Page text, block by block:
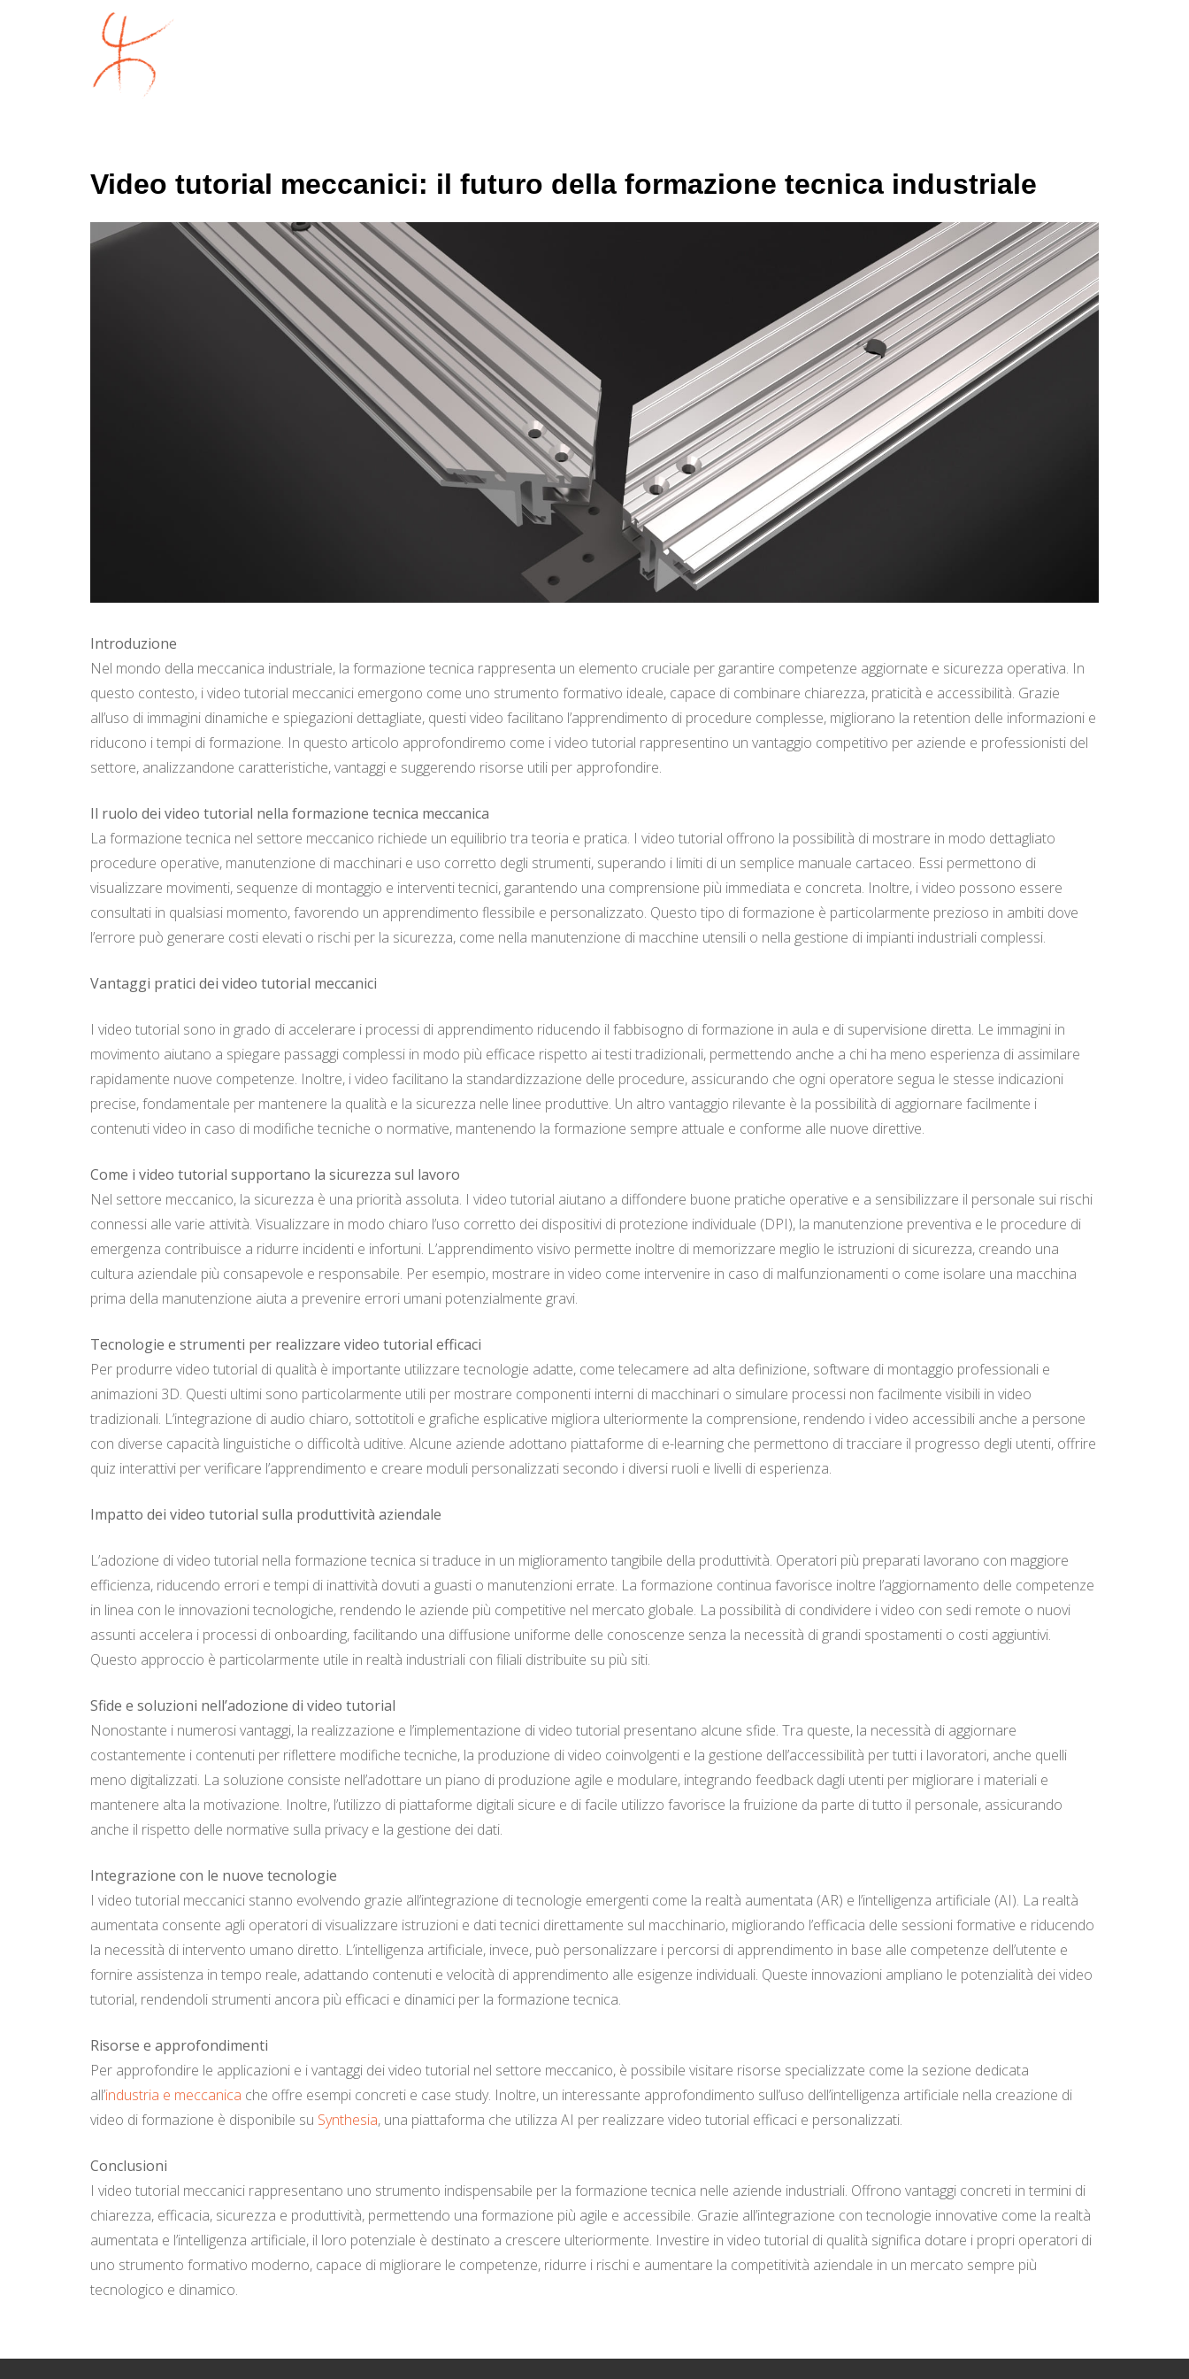
Video tutorial meccanici: il futuro della formazione tecnica industriale
Introduzione
Nel mondo della meccanica industriale, la formazione tecnica rappresenta un elemento cruciale per garantire competenze aggiornate e sicurezza operativa. In
questo contesto, i video tutorial meccanici emergono come uno strumento formativo ideale, capace di combinare chiarezza, praticità e accessibilità. Grazie
all’uso di immagini dinamiche e spiegazioni dettagliate, questi video facilitano l’apprendimento di procedure complesse, migliorano la retention delle informazioni e
riducono i tempi di formazione. In questo articolo approfondiremo come i video tutorial rappresentino un vantaggio competitivo per aziende e professionisti del
settore, analizzandone caratteristiche, vantaggi e suggerendo risorse utili per approfondire.
Il ruolo dei video tutorial nella formazione tecnica meccanica
La formazione tecnica nel settore meccanico richiede un equilibrio tra teoria e pratica. I video tutorial offrono la possibilità di mostrare in modo dettagliato
procedure operative, manutenzione di macchinari e uso corretto degli strumenti, superando i limiti di un semplice manuale cartaceo. Essi permettono di
visualizzare movimenti, sequenze di montaggio e interventi tecnici, garantendo una comprensione più immediata e concreta. Inoltre, i video possono essere
consultati in qualsiasi momento, favorendo un apprendimento flessibile e personalizzato. Questo tipo di formazione è particolarmente prezioso in ambiti dove
l’errore può generare costi elevati o rischi per la sicurezza, come nella manutenzione di macchine utensili o nella gestione di impianti industriali complessi.
Vantaggi pratici dei video tutorial meccanici
I video tutorial sono in grado di accelerare i processi di apprendimento riducendo il fabbisogno di formazione in aula e di supervisione diretta. Le immagini in
movimento aiutano a spiegare passaggi complessi in modo più efficace rispetto ai testi tradizionali, permettendo anche a chi ha meno esperienza di assimilare
rapidamente nuove competenze. Inoltre, i video facilitano la standardizzazione delle procedure, assicurando che ogni operatore segua le stesse indicazioni
precise, fondamentale per mantenere la qualità e la sicurezza nelle linee produttive. Un altro vantaggio rilevante è la possibilità di aggiornare facilmente i
contenuti video in caso di modifiche tecniche o normative, mantenendo la formazione sempre attuale e conforme alle nuove direttive.
Come i video tutorial supportano la sicurezza sul lavoro
Nel settore meccanico, la sicurezza è una priorità assoluta. I video tutorial aiutano a diffondere buone pratiche operative e a sensibilizzare il personale sui rischi
connessi alle varie attività. Visualizzare in modo chiaro l’uso corretto dei dispositivi di protezione individuale (DPI), la manutenzione preventiva e le procedure di
emergenza contribuisce a ridurre incidenti e infortuni. L’apprendimento visivo permette inoltre di memorizzare meglio le istruzioni di sicurezza, creando una
cultura aziendale più consapevole e responsabile. Per esempio, mostrare in video come intervenire in caso di malfunzionamenti o come isolare una macchina
prima della manutenzione aiuta a prevenire errori umani potenzialmente gravi.
Tecnologie e strumenti per realizzare video tutorial efficaci
Per produrre video tutorial di qualità è importante utilizzare tecnologie adatte, come telecamere ad alta definizione, software di montaggio professionali e
animazioni 3D. Questi ultimi sono particolarmente utili per mostrare componenti interni di macchinari o simulare processi non facilmente visibili in video
tradizionali. L’integrazione di audio chiaro, sottotitoli e grafiche esplicative migliora ulteriormente la comprensione, rendendo i video accessibili anche a persone
con diverse capacità linguistiche o difficoltà uditive. Alcune aziende adottano piattaforme di e-learning che permettono di tracciare il progresso degli utenti, offrire
quiz interattivi per verificare l’apprendimento e creare moduli personalizzati secondo i diversi ruoli e livelli di esperienza.
Impatto dei video tutorial sulla produttività aziendale
L’adozione di video tutorial nella formazione tecnica si traduce in un miglioramento tangibile della produttività. Operatori più preparati lavorano con maggiore
efficienza, riducendo errori e tempi di inattività dovuti a guasti o manutenzioni errate. La formazione continua favorisce inoltre l’aggiornamento delle competenze
in linea con le innovazioni tecnologiche, rendendo le aziende più competitive nel mercato globale. La possibilità di condividere i video con sedi remote o nuovi
assunti accelera i processi di onboarding, facilitando una diffusione uniforme delle conoscenze senza la necessità di grandi spostamenti o costi aggiuntivi.
Questo approccio è particolarmente utile in realtà industriali con filiali distribuite su più siti.
Sfide e soluzioni nell’adozione di video tutorial
Nonostante i numerosi vantaggi, la realizzazione e l’implementazione di video tutorial presentano alcune sfide. Tra queste, la necessità di aggiornare
costantemente i contenuti per riflettere modifiche tecniche, la produzione di video coinvolgenti e la gestione dell’accessibilità per tutti i lavoratori, anche quelli
meno digitalizzati. La soluzione consiste nell’adottare un piano di produzione agile e modulare, integrando feedback dagli utenti per migliorare i materiali e
mantenere alta la motivazione. Inoltre, l’utilizzo di piattaforme digitali sicure e di facile utilizzo favorisce la fruizione da parte di tutto il personale, assicurando
anche il rispetto delle normative sulla privacy e la gestione dei dati.
Integrazione con le nuove tecnologie
I video tutorial meccanici stanno evolvendo grazie all’integrazione di tecnologie emergenti come la realtà aumentata (AR) e l’intelligenza artificiale (AI). La realtà
aumentata consente agli operatori di visualizzare istruzioni e dati tecnici direttamente sul macchinario, migliorando l’efficacia delle sessioni formative e riducendo
la necessità di intervento umano diretto. L’intelligenza artificiale, invece, può personalizzare i percorsi di apprendimento in base alle competenze dell’utente e
fornire assistenza in tempo reale, adattando contenuti e velocità di apprendimento alle esigenze individuali. Queste innovazioni ampliano le potenzialità dei video
tutorial, rendendoli strumenti ancora più efficaci e dinamici per la formazione tecnica.
Risorse e approfondimenti
Per approfondire le applicazioni e i vantaggi dei video tutorial nel settore meccanico, è possibile visitare risorse specializzate come la sezione dedicata
all’industria e meccanica che offre esempi concreti e case study. Inoltre, un interessante approfondimento sull’uso dell’intelligenza artificiale nella creazione di
video di formazione è disponibile su Synthesia, una piattaforma che utilizza AI per realizzare video tutorial efficaci e personalizzati.
Conclusioni
I video tutorial meccanici rappresentano uno strumento indispensabile per la formazione tecnica nelle aziende industriali. Offrono vantaggi concreti in termini di
chiarezza, efficacia, sicurezza e produttività, permettendo una formazione più agile e accessibile. Grazie all’integrazione con tecnologie innovative come la realtà
aumentata e l’intelligenza artificiale, il loro potenziale è destinato a crescere ulteriormente. Investire in video tutorial di qualità significa dotare i propri operatori di
uno strumento formativo moderno, capace di migliorare le competenze, ridurre i rischi e aumentare la competitività aziendale in un mercato sempre più
tecnologico e dinamico.